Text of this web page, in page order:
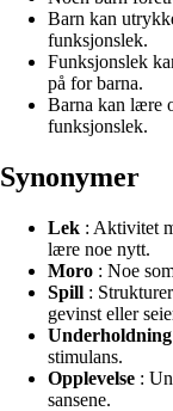
Barn kan
funksjonslek.
Funksjonslek
på for barna.
Barna kan lære
funksjonslek.
Synonymer
Lek : Aktivitet
lære noe nytt.
Moro : Noe
Spill :
gevinst eller
Underholdning
stimulans.
Opplevelse :
sansene.